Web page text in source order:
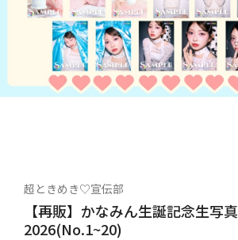
超ときめき♡宣伝部
【再販】かなみん生誕記念生写真
2026(No.1~20)